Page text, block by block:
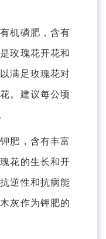
机磷肥，含有
玫瑰花开花和
满足玫瑰花对
。建议每公顷
肥，含有丰富
花的生长和开
逆性和抗病能
灰作为钾肥的